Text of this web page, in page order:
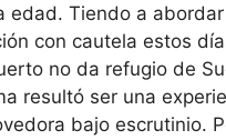
edad. Tiendo a
con cautela estos
no da refugio de
resultó ser una
bajo escrutinio.